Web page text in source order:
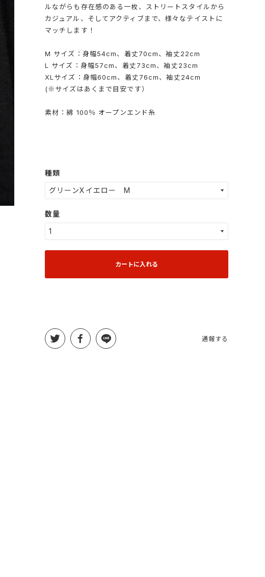
ルながらも存在感のある一枚、ストリートスタイルから
カジュアル、そしてアクティブまで、様々なテイストに
マッチします！
M サイズ：身幅54cm、着丈70cm、袖丈22cm
L サイズ：身幅57cm、着丈73cm、袖丈23cm
XLサイズ：身幅60cm、着丈76cm、袖丈24cm
(※サイズはあくまで目安です）
素材：綿 100％ オープンエンド糸
種類
数量
カートに入れる
通報する